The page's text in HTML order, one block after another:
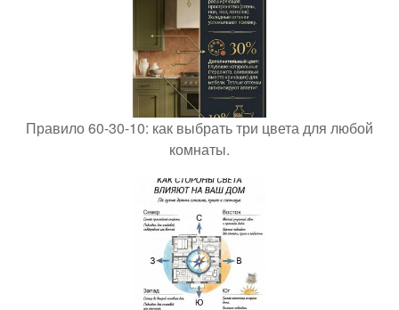
Правило 60-30-10: как выбрать три цвета для любой
комнаты.